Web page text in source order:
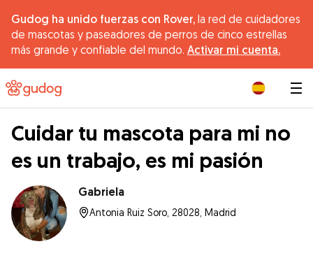
Gudog ha unido fuerzas con Rover, la red de cuidadores
de mascotas y paseadores de perros de cinco estrellas
más grande y confiable del mundo. Activar mi cuenta.
Cuidar tu mascota para mi no
es un trabajo, es mi pasión
Gabriela
Antonia Ruiz Soro, 28028, Madrid